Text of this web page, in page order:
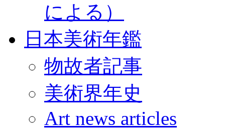
による）
日本美術年鑑
物故者記事
美術界年史
Art news articles